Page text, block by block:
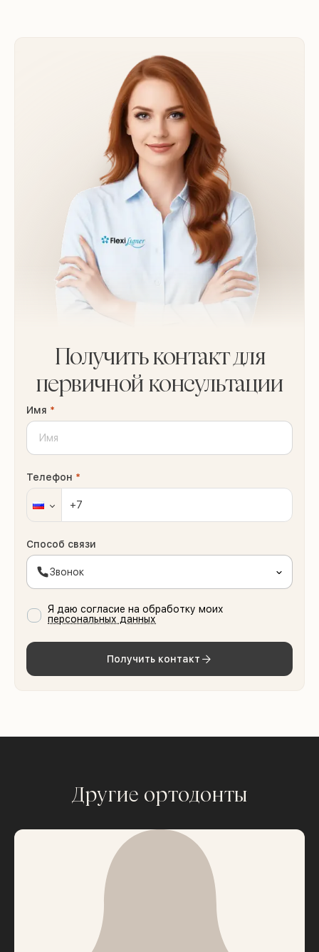
Получить контакт для
первичной консультации
Имя *
Телефон *
Способ связи
Звонок
Я даю согласие на обработку моих
персональных данных
Получить контакт
Другие ортодонты